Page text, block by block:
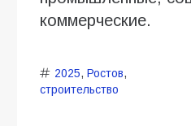
коммерческие.
2025, Ростов,
строительство